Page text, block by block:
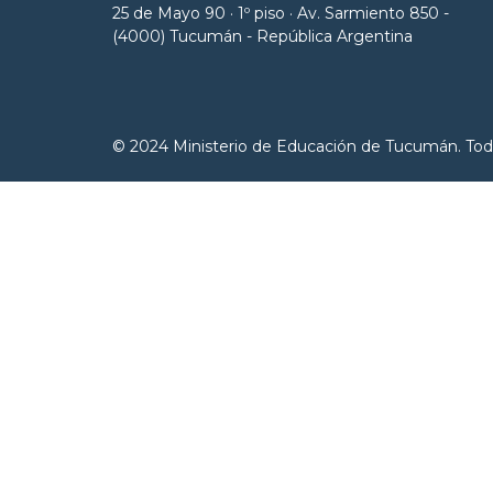
25 de Mayo 90 · 1º piso · Av. Sarmiento 850 -
(4000) Tucumán - República Argentina
© 2024 Ministerio de Educación de Tucumán.